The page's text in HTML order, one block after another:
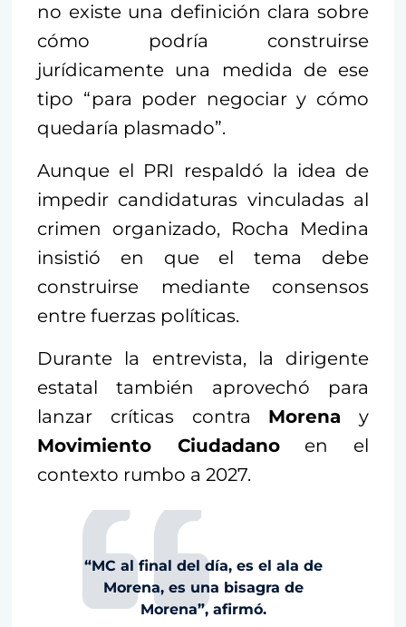
no existe una definición clara sobre
cómo podría construirse
jurídicamente una medida de ese
tipo “para poder negociar y cómo
quedaría plasmado”.
Aunque el PRI respaldó la idea de
impedir candidaturas vinculadas al
crimen organizado, Rocha Medina
insistió en que el tema debe
construirse mediante consensos
entre fuerzas políticas.
Durante la entrevista, la dirigente
estatal también aprovechó para
lanzar críticas contra Morena y
Movimiento Ciudadanoen el
contexto rumbo a 2027.
“MC al final del día, es el ala de
Morena, es una bisagra de
Morena”, afirmó.